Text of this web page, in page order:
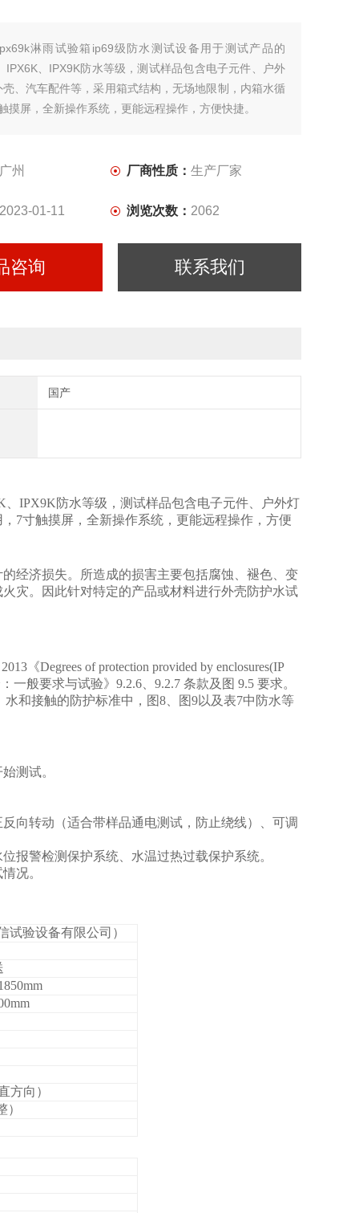
淋雨试验箱ip69级防水测试设备用于测试产品的
IPX6K、IPX9K防水等级，测试样品包含电子元件、户外
、汽车配件等，采用箱式结构，无场地限制，内箱水循
摸屏，全新操作系统，更能远程操作，方便快捷。
广州 厂商性质： 生产厂家
2023-01-11 浏览次数： 2062
咨询 联系我们
国产
IPX9K防水等级，测试样品包含电子元件、户外灯
7寸触摸屏，全新操作系统，更能远程操作，方便
经济损失。所造成的损害主要包括腐蚀、褪色、变
灾。因此针对特定的产品或材料进行外壳防护水试
《Degrees of protection provided by enclosures(IP
一般要求与试验》9.2.6、9.2.7 条款及图 9.5 要求。
和接触的防护标准中，图8、图9以及表7中防水等
测试。
向转动（适合带样品通电测试，防止绕线）、可调
报警检测保护系统、水温过热过载保护系统。
况。
验设备有限公司）
方向）